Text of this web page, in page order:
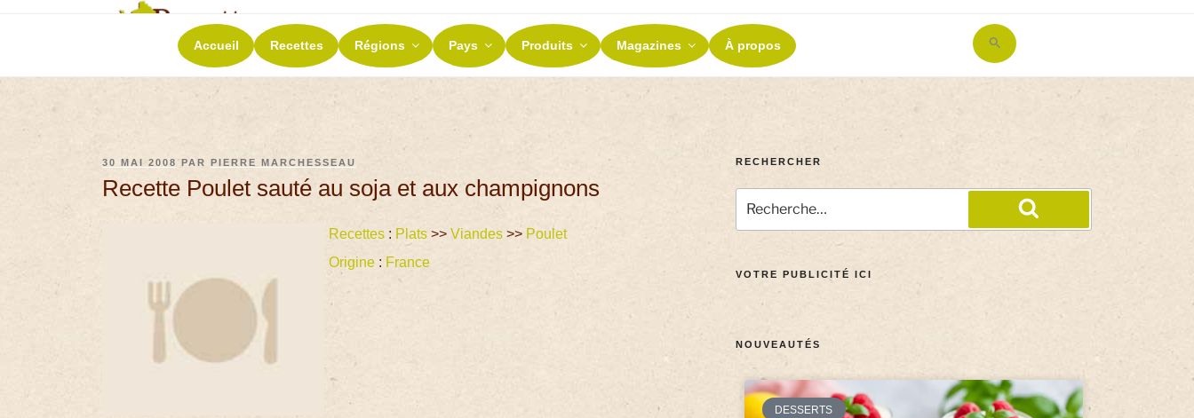
RECETTES ET TERROIRS
La richesse de nos terroirs
Accueil Recettes Régions Pays Produits Magazines À propos
Search
for:
30 MAI 2008 PARPIERRE MARCHESSEAU
Recette Poulet sauté au soja et aux champignons
Recettes : Plats >>Viandes >> Poulet
Origine : France
RECHERCHER
VOTRE PUBLICITÉ ICI
NOUVEAUTÉS
DESSERTS